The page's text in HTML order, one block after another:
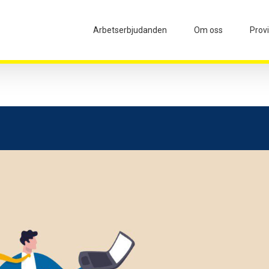
Arbetserbjudanden Om oss